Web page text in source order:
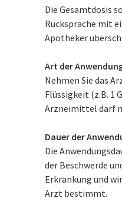
Die Gesamtdosis
Rücksprache mit
Apotheker
Art der
Nehmen Sie das
Flüssigkeit (z.B. 1
Arzneimittel darf
Dauer der
Die
der Beschwerde
Erkrankung und
Arzt bestimmt.